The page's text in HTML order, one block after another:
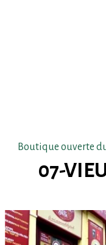
Boutique ouverte
07-